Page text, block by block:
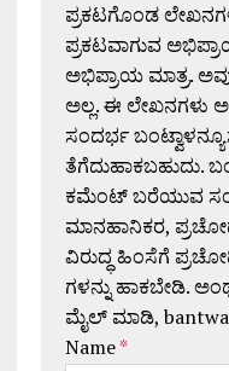
ಪ್ರಕಟಗೊಂಡ
ಪ್ರಕಟವಾಗುವ
ಅಭಿಪ್ರಾಯ ಮಾತ್ರ.
ಅಲ್ಲ. ಈ ಲೇಖನಗಳು
ಸಂದರ್ಭ
ತೆಗೆದುಹಾಕಬಹುದು.
ಕಮೆಂಟ್ ಬರೆಯುವ
ಮಾನಹಾನಿಕರ,
ವಿರುದ್ಧ ಹಿಂಸೆಗೆ
ಗಳನ್ನು ಹಾಕಬೇಡಿ.
ಮೈಲ್ ಮಾಡಿ,
Name*